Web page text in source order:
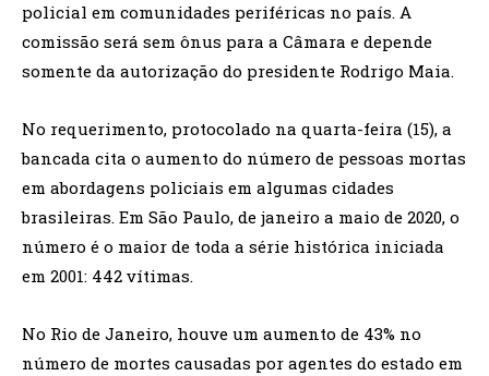
policial em comunidades periféricas no país. A
comissão será sem ônus para a Câmara e depende
somente da autorização do presidente Rodrigo Maia.
No requerimento, protocolado na quarta-feira (15), a
bancada cita o aumento do número de pessoas mortas
em abordagens policiais em algumas cidades
brasileiras. Em São Paulo, de janeiro a maio de 2020, o
número é o maior de toda a série histórica iniciada
em 2001: 442 vítimas.
No Rio de Janeiro, houve um aumento de 43% no
número de mortes causadas por agentes do estado em